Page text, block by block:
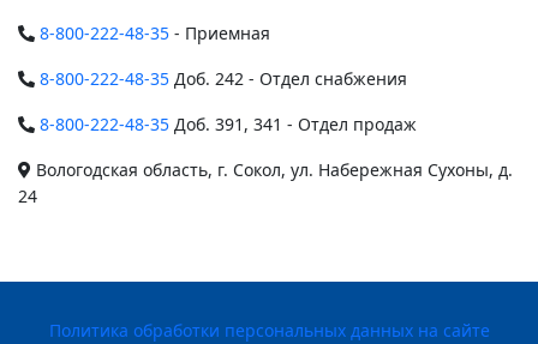
8-800-222-48-35 - Приемная
8-800-222-48-35 Доб. 242 - Отдел снабжения
8-800-222-48-35 Доб. 391, 341 - Отдел продаж
Вологодская область, г. Сокол, ул. Набережная Сухоны, д.
24
Политика обработки персональных данных на сайте